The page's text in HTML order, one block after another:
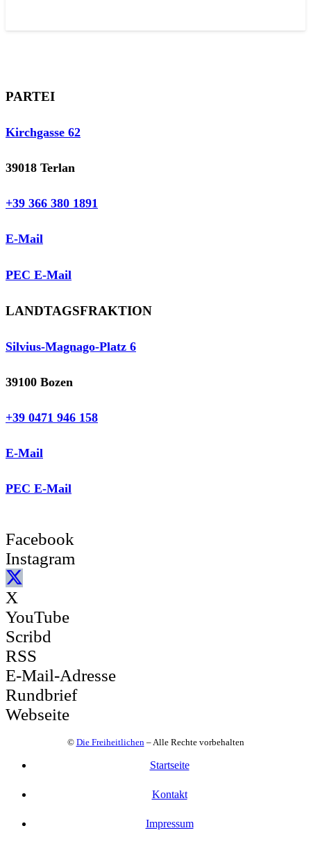
PARTEI
Kirchgasse 62
39018 Terlan
+39 366 380 1891
E-Mail
PEC E-Mail
LANDTAGSFRAKTION
Silvius-Magnago-Platz 6
39100 Bozen
+39 0471 946 158
E-Mail
PEC E-Mail
Facebook
Instagram
X
YouTube
Scribd
RSS
E-Mail-Adresse
Rundbrief
Webseite
© Die Freiheitlichen– Alle Rechte vorbehalten
Startseite
Kontakt
Impressum